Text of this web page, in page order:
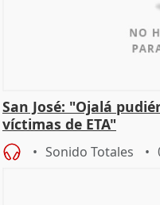
San José: "Ojalá
víctimas de ETA"
Sonido Totales